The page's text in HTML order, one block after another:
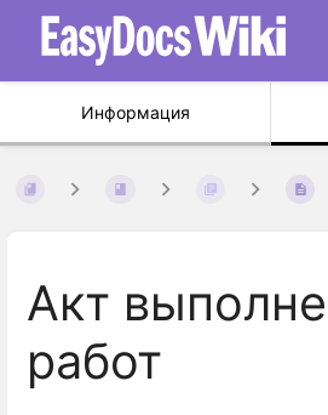
Информация
Акт
работ